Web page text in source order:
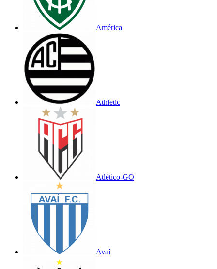
América
Athletic
Atlético-GO
Avaí